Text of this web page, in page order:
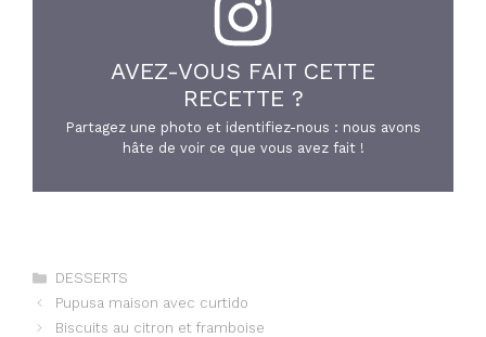
AVEZ-VOUS FAIT CETTE
RECETTE ?
Partagez une photo et identifiez-nous : nous avons
hâte de voir ce que vous avez fait !
Catégories
DESSERTS
Pupusa maison avec curtido
Biscuits au citron et framboise